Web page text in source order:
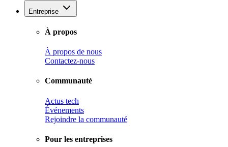
Entreprise
À propos
À propos de nous
Contactez-nous
Communauté
Actus tech
Événements
Rejoindre la communauté
Pour les entreprises